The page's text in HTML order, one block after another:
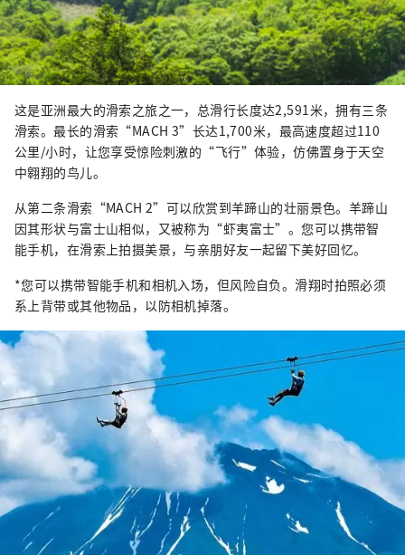
这是亚洲最大的滑索之旅之一，总滑行长度达2,591米，拥有三条
滑索。最长的滑索“MACH 3”长达1,700米，最高速度超过110
公里/小时，让您享受惊险刺激的“飞行”体验，仿佛置身于天空
中翱翔的鸟儿。
从第二条滑索“MACH 2”可以欣赏到羊蹄山的壮丽景色。羊蹄山
因其形状与富士山相似，又被称为“虾夷富士”。您可以携带智
能手机，在滑索上拍摄美景，与亲朋好友一起留下美好回忆。
*您可以携带智能手机和相机入场，但风险自负。滑翔时拍照必须
系上背带或其他物品，以防相机掉落。